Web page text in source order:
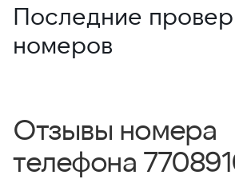
Последние
номеров
Отзывы номера
телефона